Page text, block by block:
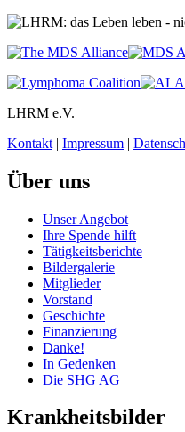
LHRM e.V.
Kontakt | Impressum |
Über uns
Unser Angebot
Ihre Spende hilft
Tätigkeitsberichte
Bildergalerie
Mitglieder
Vorstand
Geschichte
Finanzierung
Danke!
In Gedenken
Die SHG AG
Krankheitsbilder